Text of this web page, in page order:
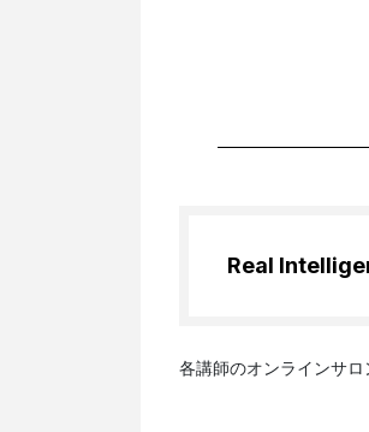
Real
各講師のオンラインサ